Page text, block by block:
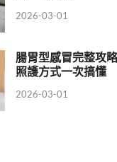
2026-03-01
腸胃型感冒完整攻
照護方式一次搞懂
2026-03-01